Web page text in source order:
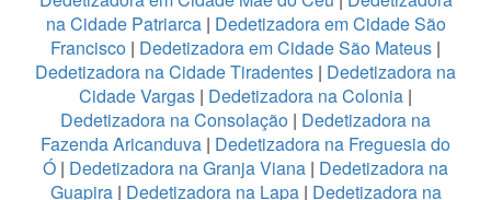
na Cidade Patriarca| Dedetizadora em Cidade São
Francisco | Dedetizadora em Cidade São Mateus |
Dedetizadora na Cidade Tiradentes | Dedetizadora na
Cidade Vargas | Dedetizadora na Colonia |
Dedetizadora na Consolação | Dedetizadora na
Fazenda Aricanduva | Dedetizadora na Freguesia do
Ó | Dedetizadora na Granja Viana | Dedetizadora na
Guapira| Dedetizadora na Lapa| Dedetizadora na